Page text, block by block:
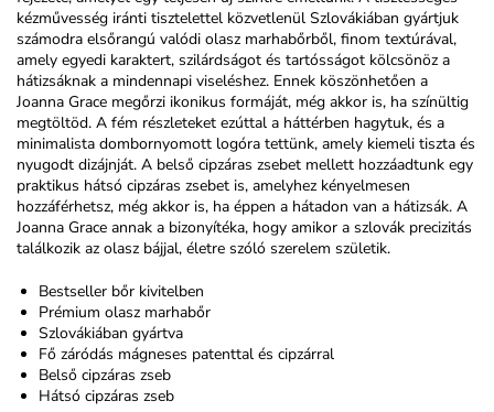
kézművesség iránti tisztelettel közvetlenül Szlovákiában gyártjuk
számodra elsőrangú valódi olasz marhabőrből, finom textúrával,
amely egyedi karaktert, szilárdságot és tartósságot kölcsönöz a
hátizsáknak a mindennapi viseléshez. Ennek köszönhetően a
Joanna Grace megőrzi ikonikus formáját, még akkor is, ha színültig
megtöltöd. A fém részleteket ezúttal a háttérben hagytuk, és a
minimalista dombornyomott logóra tettünk, amely kiemeli tiszta és
nyugodt dizájnját. A belső cipzáras zsebet mellett hozzáadtunk egy
praktikus hátsó cipzáras zsebet is, amelyhez kényelmesen
hozzáférhetsz, még akkor is, ha éppen a hátadon van a hátizsák. A
Joanna Grace annak a bizonyítéka, hogy amikor a szlovák precizitás
találkozik az olasz bájjal, életre szóló szerelem születik.
Bestseller bőr kivitelben
Prémium olasz marhabőr
Szlovákiában gyártva
Fő záródás mágneses patenttal és cipzárral
Belső cipzáras zseb
Hátsó cipzáras zseb